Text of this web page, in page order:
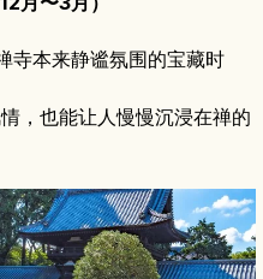
寺本来静谧氛围的宝藏时
，也能让人慢慢沉浸在禅的